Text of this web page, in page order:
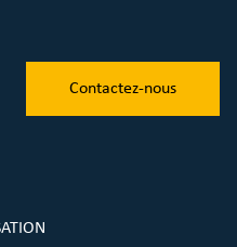
Contactez-nous